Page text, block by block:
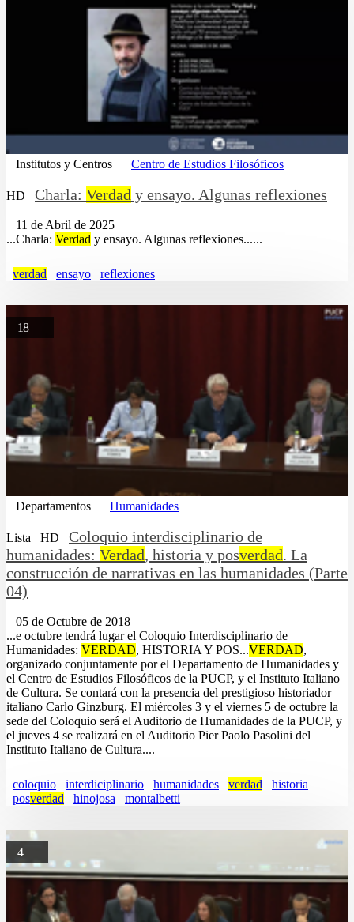
Institutos y Centros Centro de Estudios Filosóficos
HD Charla: Verdad y ensayo. Algunas reflexiones
11 de Abril de 2025
...Charla: Verdad y ensayo. Algunas reflexiones......
verdad ensayo reflexiones
18
Departamentos Humanidades
Lista HD
Coloquio interdisciplinario de
humanidades: Verdad, historia y posverdad. La
construcción de narrativas en las humanidades (Parte
04)
05 de Octubre de 2018
...e octubre tendrá lugar el Coloquio Interdisciplinario de
Humanidades: VERDAD, HISTORIA Y POS...VERDAD,
organizado conjuntamente por el Departamento de Humanidades y
el Centro de Estudios Filosóficos de la PUCP, y el Instituto Italiano
de Cultura. Se contará con la presencia del prestigioso historiador
italiano Carlo Ginzburg. El miércoles 3 y el viernes 5 de octubre la
sede del Coloquio será el Auditorio de Humanidades de la PUCP, y
el jueves 4 se realizará en el Auditorio Pier Paolo Pasolini del
Instituto Italiano de Cultura....
coloquio interdiciplinario humanidades verdad
historia
posverdad hinojosa montalbetti
4